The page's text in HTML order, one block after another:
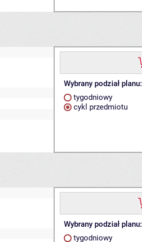
Wybrany podział planu:
tygodniowy
cykl przedmiotu
Wybrany podział planu:
tygodniowy